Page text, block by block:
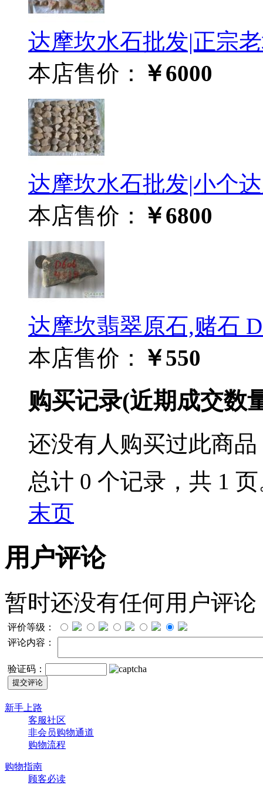
达摩坎水石批发|正宗
本店售价：
￥6000
达摩坎水石批发|小个
本店售价：
￥6800
达摩坎翡翠原石,赌石
本店售价：
￥550
购买记录(近期成交数
还没有人购买过此商品
总计 0 个记录，共 1
末页
用户评论
暂时还没有任何用户评论
评价等级：
评论内容：
验证码：
新手上路
客服社区
非会员购物通道
购物流程
购物指南
顾客必读